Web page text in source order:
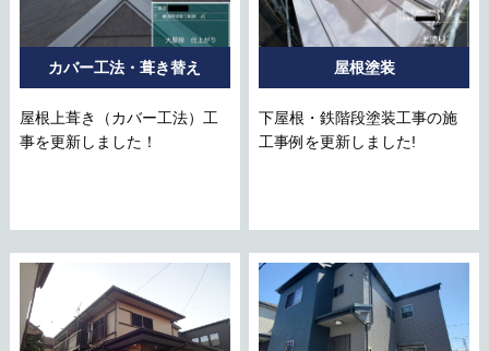
カバー工法・葺き替え
屋根上葺き（カバー工法）工
事を更新しました！
屋根塗装
下屋根・鉄階段塗装工事の施
工事例を更新しました!